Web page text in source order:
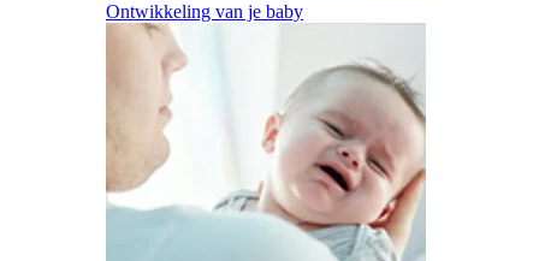
Ontwikkeling van je baby